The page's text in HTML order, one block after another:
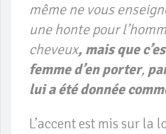
même ne vous
une honte pour
cheveux, mais que
femme d’en porter,
lui a été donnée
L’accent est mis sur la